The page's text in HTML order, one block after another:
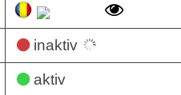
inaktiv
aktiv